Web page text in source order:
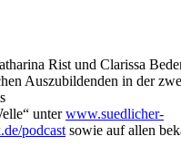
Rist und Clarissa
Auszubildenden in der
unterwww.suedlicher-
podcast sowie auf allen